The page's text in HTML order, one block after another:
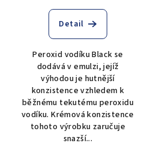
Detail
Peroxid vodíku Black se
dodává v emulzi, jejíž
výhodou je hutnější
konzistence vzhledem k
běžnému tekutému peroxidu
vodíku. Krémová konzistence
tohoto výrobku zaručuje
snazší...